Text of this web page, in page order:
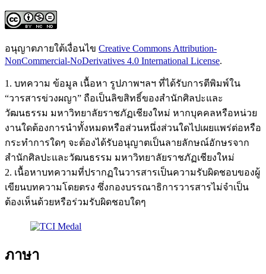
อนุญาตภายใต้เงื่อนไข Creative Commons Attribution-
NonCommercial-NoDerivatives 4.0 International License.
1. บทความ ข้อมูล เนื้อหา รูปภาพฯลฯ ที่ได้รับการตีพิมพ์ใน
“วารสารข่วงผญา” ถือเป็นลิขสิทธิ์ของสำนักศิลปะและ
วัฒนธรรม มหาวิทยาลัยราชภัฏเชียงใหม่ หากบุคคลหรือหน่วย
งานใดต้องการนำทั้งหมดหรือส่วนหนึ่งส่วนใดไปเผยแพร่ต่อหรือ
กระทำการใดๆ จะต้องได้รับอนุญาตเป็นลายลักษณ์อักษรจาก
สำนักศิลปะและวัฒนธรรม มหาวิทยาลัยราชภัฏเชียงใหม่
2. เนื้อหาบทความที่ปรากฏในวารสารเป็นความรับผิดชอบของผู้
เขียนบทความโดยตรง ซึ่งกองบรรณาธิการวารสารไม่จำเป็น
ต้องเห็นด้วยหรือร่วมรับผิดชอบใดๆ
ภาษา